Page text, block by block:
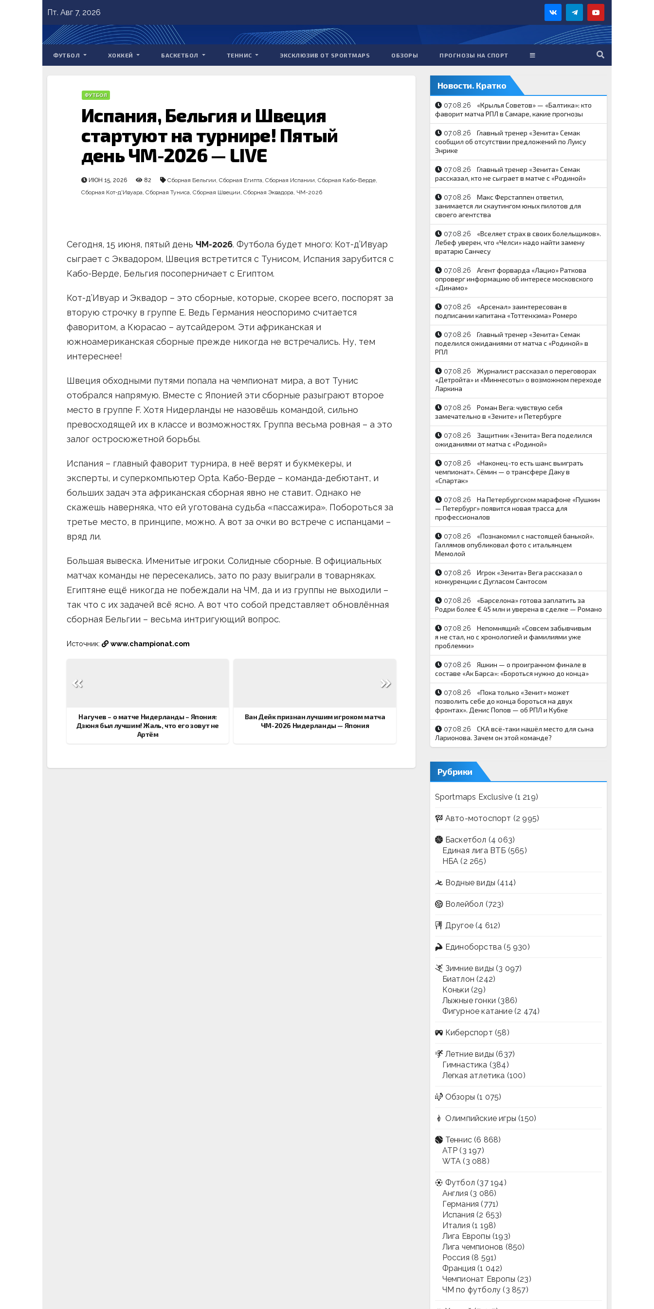
to
content
Пт. Авг 7, 2026
ФУТБОЛ ХОККЕЙ БАСКЕТБОЛ ТЕННИС ЭКСКЛЮЗИВ ОТ SPORTMAPS ОБЗОРЫ ПРОГНОЗЫ НА СПОРТ
ФУТБОЛ
Испания, Бельгия и Швеция
стартуют на турнире! Пятый
день ЧМ-2026 — LIVE
ИЮН 15, 2026 82 Сборная Бельгии, Сборная Египта, Сборная Испании, Сборная Кабо-Верде,
Сборная Кот-д'Ивуара, Сборная Туниса, Сборная Швеции, Сборная Эквадора, ЧМ-2026
Сегодня, 15 июня, пятый день ЧМ-2026. Футбола будет много: Кот-д’Ивуар
сыграет с Эквадором, Швеция встретится с Тунисом, Испания зарубится с
Кабо-Верде, Бельгия посоперничает с Египтом.
Кот-д’Ивуар и Эквадор – это сборные, которые, скорее всего, поспорят за
вторую строчку в группе Е. Ведь Германия неоспоримо считается
фаворитом, а Кюрасао – аутсайдером. Эти африканская и
южноамериканская сборные прежде никогда не встречались. Ну, тем
интереснее!
Швеция обходными путями попала на чемпионат мира, а вот Тунис
отобрался напрямую. Вместе с Японией эти сборные разыграют второе
место в группе F. Хотя Нидерланды не назовёшь командой, сильно
превосходящей их в классе и возможностях. Группа весьма ровная – а это
залог остросюжетной борьбы.
Испания – главный фаворит турнира, в неё верят и букмекеры, и
эксперты, и суперкомпьютер Opta. Кабо-Верде – команда-дебютант, и
больших задач эта африканская сборная явно не ставит. Однако не
скажешь наверняка, что ей уготована судьба «пассажира». Побороться за
третье место, в принципе, можно. А вот за очки во встрече с испанцами –
вряд ли.
Большая вывеска. Именитые игроки. Солидные сборные. В официальных
матчах команды не пересекались, зато по разу выиграли в товарняках.
Египтяне ещё никогда не побеждали на ЧМ, да и из группы не выходили –
так что с их задачей всё ясно. А вот что собой представляет обновлённая
сборная Бельгии – весьма интригующий вопрос.
Источник: www.championat.com
по
Нагучев – о матче Нидерланды – Япония:
Дзюня был лучшим! Жаль, что его зовут не
Артём
Ван Дейк признан лучшим игроком матча
ЧМ-2026 Нидерланды — Япония
Новости. Кратко
07.08.26
«Крылья Советов» — «Балтика»: кто
фаворит матча РПЛ в Самаре, какие прогнозы
07.08.26
Главный тренер «Зенита» Семак
сообщил об отсутствии предложений по Луису
Энрике
07.08.26
Главный тренер «Зенита» Семак
рассказал, кто не сыграет в матче с «Родиной»
07.08.26
Макс Ферстаппен ответил,
занимается ли скаутингом юных пилотов для
своего агентства
07.08.26
«Вселяет страх в своих болельщиков».
Лебеф уверен, что «Челси» надо найти замену
вратарю Санчесу
07.08.26
Агент форварда «Лацио» Раткова
опроверг информацию об интересе московского
«Динамо»
07.08.26
«Арсенал» заинтересован в
подписании капитана «Тоттенхэма» Ромеро
07.08.26
Главный тренер «Зенита» Семак
поделился ожиданиями от матча с «Родиной» в
РПЛ
07.08.26
Журналист рассказал о переговорах
«Детройта» и «Миннесоты» о возможном переходе
Ларкина
07.08.26
Роман Вега: чувствую себя
замечательно в «Зените» и Петербурге
07.08.26
Защитник «Зенита» Вега поделился
ожиданиями от матча с «Родиной»
07.08.26
«Наконец-то есть шанс выиграть
чемпионат». Сёмин — о трансфере Даку в
«Спартак»
07.08.26
На Петербургском марафоне «Пушкин
— Петербург» появится новая трасса для
профессионалов
07.08.26
«Познакомил с настоящей банькой».
Галлямов опубликовал фото с итальянцем
Мемолой
07.08.26
Игрок «Зенита» Вега рассказал о
конкуренции с Дугласом Сантосом
07.08.26
«Барселона» готова заплатить за
Родри более € 45 млн и уверена в сделке — Романо
07.08.26
Непомнящий: «Совсем забывчивым
я не стал, но с хронологией и фамилиями уже
проблемки»
07.08.26
Яшкин — о проигранном финале в
составе «Ак Барса»: «Бороться нужно до конца»
07.08.26
«Пока только «Зенит» может
позволить себе до конца бороться на двух
фронтах». Денис Попов — об РПЛ и Кубке
07.08.26
СКА всё-таки нашёл место для сына
Ларионова. Зачем он этой команде?
Рубрики
Sportmaps Exclusive (1 219)
Авто-мотоспорт (2 995)
Баскетбол (4 063)
Единая лига ВТБ (565)
НБА (2 265)
Водные виды (414)
Волейбол (723)
Другое (4 612)
Единоборства (5 930)
Зимние виды (3 097)
Биатлон (242)
Коньки (29)
Лыжные гонки (386)
Фигурное катание(2 474)
Киберспорт (58)
Летние виды (637)
Гимнастика (384)
Легкая атлетика (100)
Обзоры (1 075)
Олимпийские игры (150)
Теннис (6 868)
ATP (3 197)
WTA (3 088)
Футбол (37 194)
Англия (3 086)
Германия (771)
Испания (2 653)
Италия (1 198)
Лига Европы (193)
Лига чемпионов (850)
Россия (8 591)
Франция (1 042)
Чемпионат Европы (23)
ЧМ по футболу (3 857)